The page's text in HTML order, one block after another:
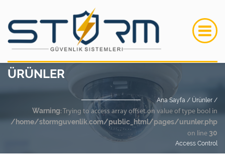
ÜRÜNLER
Ana Sayfa / Ürünler /
Warning: Trying to access array offset on value of type bool in
/home/stormguvenlik.com/public_html/pages/urunler.php
on line 30
Access Control